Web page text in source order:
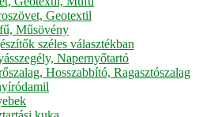
Geotextil
Műsövény
széles választékban
Napernyőtartó
Hosszabbító, Ragasztószalag